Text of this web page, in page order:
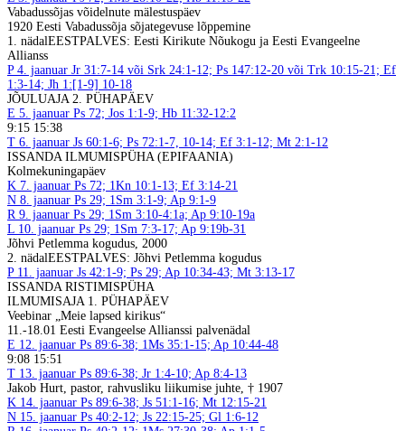
Vabadussõjas võidelnute mälestuspäev
1920 Eesti Vabadussõja sõjategevuse lõppemine
1. nädalEESTPALVES: Eesti Kirikute Nõukogu ja Eesti Evangeelne
Allianss
P4. jaanuar Jr 31:7-14 või Srk 24:1-12; Ps 147:12-20 või Trk 10:15-21; Ef
1:3-14; Jh 1:[1-9] 10-18
JÕULUAJA 2. PÜHAPÄEV
E 5. jaanuar Ps 72; Jos 1:1-9; Hb 11:32-12:2
9:15 15:38
T 6. jaanuar Js 60:1-6; Ps 72:1-7, 10-14; Ef 3:1-12; Mt 2:1-12
ISSANDA ILMUMISPÜHA (EPIFAANIA)
Kolmekuningapäev
K 7. jaanuar Ps 72; 1Kn 10:1-13; Ef 3:14-21
N 8. jaanuar Ps 29; 1Sm 3:1-9; Ap 9:1-9
R9. jaanuar Ps 29; 1Sm 3:10-4:1a; Ap 9:10-19a
L 10. jaanuar Ps 29; 1Sm 7:3-17; Ap 9:19b-31
Jõhvi Petlemma kogudus, 2000
2. nädalEESTPALVES: Jõhvi Petlemma kogudus
P11. jaanuar Js 42:1-9; Ps 29; Ap 10:34-43; Mt 3:13-17
ISSANDA RISTIMISPÜHA
ILMUMISAJA 1. PÜHAPÄEV
Veebinar „Meie lapsed kirikus“
11.-18.01 Eesti Evangeelse Allianssi palvenädal
E 12. jaanuar Ps 89:6-38; 1Ms 35:1-15; Ap 10:44-48
9:08 15:51
T 13. jaanuar Ps 89:6-38; Jr 1:4-10; Ap 8:4-13
Jakob Hurt, pastor, rahvusliku liikumise juhte, † 1907
K 14. jaanuar Ps 89:6-38; Js 51:1-16; Mt 12:15-21
N 15. jaanuar Ps 40:2-12; Js 22:15-25; Gl 1:6-12